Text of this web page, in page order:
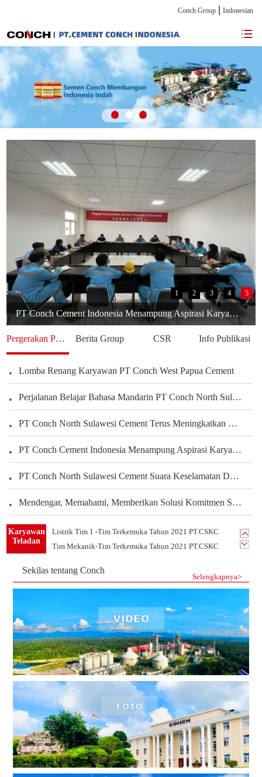
Conch Group Indonesian
PT Conch Cement Indonesia Menampung Aspirasi Karyawan untuk Meningkatkan Kinerja Perusahaan
1 2 3 4 5
Pergerakan Perusahaan Berita Group CSR Info Publikasi
Lomba Renang Karyawan PT Conch West Papua Cement
Perjalanan Belajar Bahasa Mandarin PT Conch North Sulawesi Cement Berbagi Pengalaman Karyawan Dalam Mengembangkan Kemampuan Bahasa
PT Conch North Sulawesi Cement Terus Meningkatkan Kepedulian terhadap Karyawan dan Pengembangan Kegiatan Olahraga serta Seni Untuk Membangun Kekuatan Tim, Menciptakan Perusahaan yang Harmonis
PT Conch Cement Indonesia Menampung Aspirasi Karyawan untuk Meningkatkan Kinerja Perusahaan
PT Conch North Sulawesi Cement Suara Keselamatan Dari Setiap Sudut Tambang Membangun Budaya Keselamatan Melalui Peran Seluruh Karyawan Departemen Tambang
Mendengar, Memahami, Memberikan Solusi Komitmen Semen Conch Mengutamakan Pelanggan
Karyawan
Teladan
PT.Conch South Kalimantan Cement yang Indah Rumahku
PT.CSKC Mendukung Pengembangan Bakat Menggambar Karyawan
Rendi Aji Saputro Operator Terkemuka Tashun 2022
Belajar Dari Sandy Karyawan Teladan Dari Departemen PLTU
Listrik Tim 1 -Tim Terkemuka Tahun 2021 PT.CSKC
Tim Mekanik-Tim Terkemuka Tahun 2021 PT.CSKC
Sekilas tentang Conch
Selengkapnya>